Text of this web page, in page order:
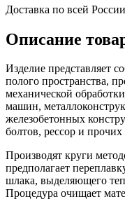
Доставка по всей
Описание
Изделие представляет
полого пространства,
механической
машин,
железобетонных
болтов, рессор и прочих
Производят круги
предполагает
шлака, выделяющего
Процедура очищает